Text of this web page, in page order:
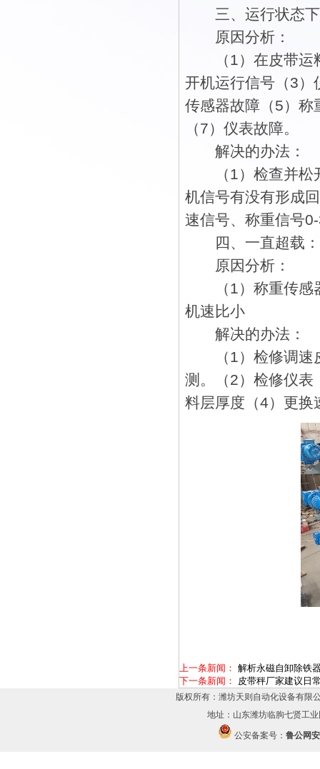
三、运行状态下
原因分析：
（1）在皮带运料
开机运行信号（3）
传感器故障（5）称
（7）仪表故障。
解决的办法：
（1）检查并松开
机信号有没有形成
速信号、称重信号
四、一直超载：
原因分析：
（1）称重传感器
机速比小
解决的办法：
（1）检修调速皮
测。（2）检修仪表
料层厚度（4）更换
上一条新闻： 解析永磁自卸除铁
下一条新闻： 皮带秤厂家建议日
版权所有：潍坊天则自动化设备有限
地址：山东潍坊临朐七贤
公安备案号： 鲁公网